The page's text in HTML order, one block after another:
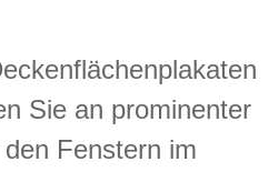
Sie an prominenter
Fenstern im